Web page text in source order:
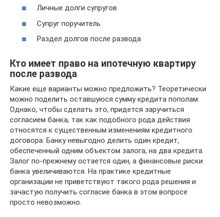
Личные долги супругов
Супруг поручитель
Раздел долгов после развода
Кто имеет право на ипотечную квартиру
после развода
Какие еще варианты можно предложить? Теоретически
можно поделить оставшуюся сумму кредита пополам.
Однако, чтобы сделать это, придется заручиться
согласием банка, так как подобного рода действия
относятся к существенным изменениям кредитного
договора. Банку невыгодно делить один кредит,
обеспеченный одним объектом залога, на два кредита.
Залог по-прежнему остается один, а финансовые риски
банка увеличиваются. На практике кредитные
организации не приветствуют такого рода решения и
зачастую получить согласие банка в этом вопросе
просто невозможно.